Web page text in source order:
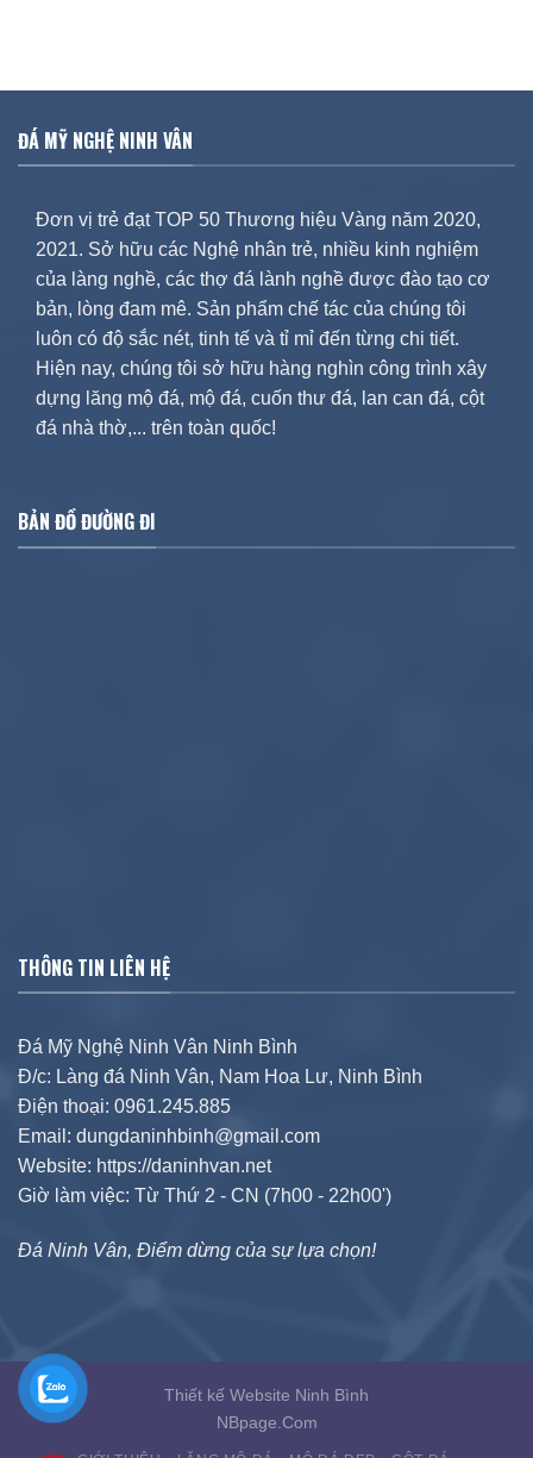
ĐÁ MỸ NGHỆ NINH VÂN
Đơn vị trẻ đạt TOP 50 Thương hiệu Vàng năm 2020,
2021. Sở hữu các Nghệ nhân trẻ, nhiều kinh nghiệm
của làng nghề, các thợ đá lành nghề được đào tạo cơ
bản, lòng đam mê. Sản phẩm chế tác của chúng tôi
luôn có độ sắc nét, tinh tế và tỉ mỉ đến từng chi tiết.
Hiện nay, chúng tôi sở hữu hàng nghìn công trình xây
dựng lăng mộ đá, mộ đá, cuốn thư đá, lan can đá, cột
đá nhà thờ,... trên toàn quốc!
BẢN ĐỒ ĐƯỜNG ĐI
THÔNG TIN LIÊN HỆ
Đá Mỹ Nghệ Ninh Vân Ninh Bình
Đ/c: Làng đá Ninh Vân, Nam Hoa Lư, Ninh Bình
Điện thoại: 0961.245.885
Email: dungdaninhbinh@gmail.com
Website: https://daninhvan.net
Giờ làm việc: Từ Thứ 2 - CN (7h00 - 22h00')
Đá Ninh Vân, Điểm dừng của sự lựa chọn!
Thiết kế Website Ninh Bình
NBpage.Com